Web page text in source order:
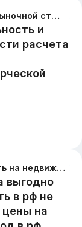
Последовательность и особенности рыночной стоимости расчета рыночной стоимости объектовнедвижимости коммерческой недвижимости
почему ипотека выгодно почему копить на недвижимость в рф не выгодно, история ипотеки в рф цены на недвижимость с 2012 по 2025 год в рф, подавайте заявку